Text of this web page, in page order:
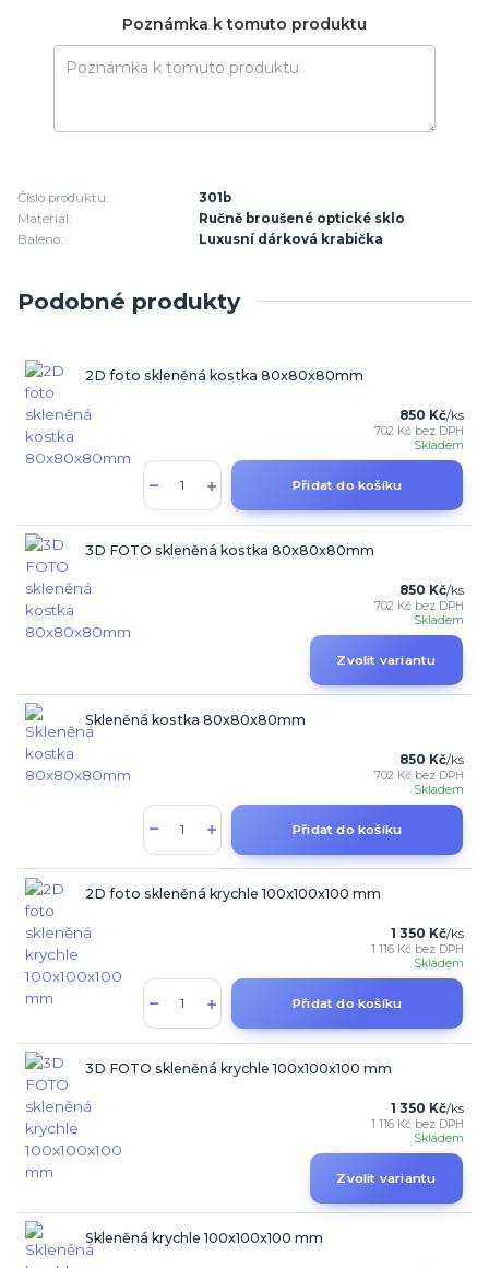
Poznámka k tomuto produktu
Číslo produktu:
301b
Materiál:
Ručně broušené optické sklo
Baleno:
Luxusní dárková krabička
Podobné produkty
2D foto skleněná kostka 80x80x80mm
850 Kč/ks
702 Kč bez DPH
Skladem
Přidat do košíku
3D FOTO skleněná kostka 80x80x80mm
850 Kč/ks
702 Kč bez DPH
Skladem
Zvolit variantu
Skleněná kostka 80x80x80mm
850 Kč/ks
702 Kč bez DPH
Skladem
Přidat do košíku
2D foto skleněná krychle 100x100x100 mm
1 350 Kč/ks
1 116 Kč bez DPH
Skladem
Přidat do košíku
3D FOTO skleněná krychle 100x100x100 mm
1 350 Kč/ks
1 116 Kč bez DPH
Skladem
Zvolit variantu
Skleněná krychle 100x100x100 mm